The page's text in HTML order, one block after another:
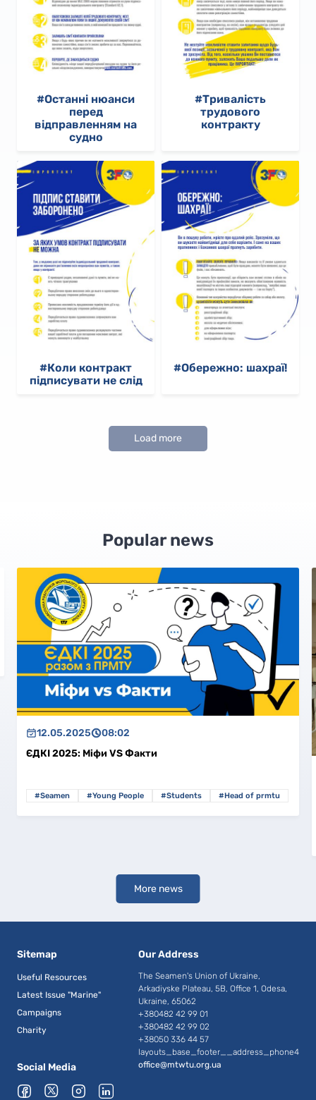
#Останні нюанси
перед
відправленням на
судно
#Тривалість
трудового
контракту
#Коли контракт
підписувати не слід
#Обережно: шахраї!
Load more
Popular news
08:02
Міфи VS Факти
#Young People #Students #Head of prmtu
Відкриті
More news
Sitemap
Useful Resources
Latest Issue "Marine"
Campaigns
Charity
Our Address
The Seamen's Union of Ukraine,
Arkadiyske Plateau, 5B, Office 1, Odesa,
Ukraine, 65062
+380482 42 99 01
+380482 42 99 02
+38050 336 44 57
layouts_base_footer__address_phone4
office@mtwtu.org.ua
Social Media